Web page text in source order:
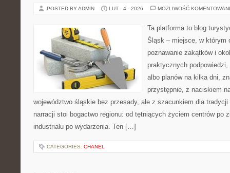
POSTED BY ADMIN LUT - 4 - 2026 MOŻLIWOŚĆ
Ta platforma to blog
Śląsk – miejsce, w którym
poznawanie zakątków i
praktycznych
albo planów na kilka dni,
przystępnie, z naciskiem
województwo śląskie bez przesady, ale z szacunkiem dla
narracji stoi bogactwo regionu: od tętniących życiem centrów po
industrialu po wydarzenia. Ten […]
CATEGORIES: CHANEL